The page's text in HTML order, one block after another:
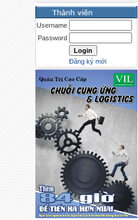
Username
Password
Đăng ký mới